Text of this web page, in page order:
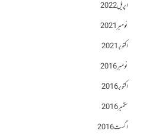
اپریل 2022
نومبر 2021
اکتوبر 2021
نومبر 2016
اکتوبر 2016
ستمبر 2016
اگست 2016